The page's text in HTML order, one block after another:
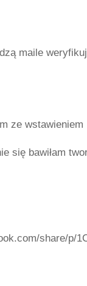
maile
ze
się bawiłam
share/p/